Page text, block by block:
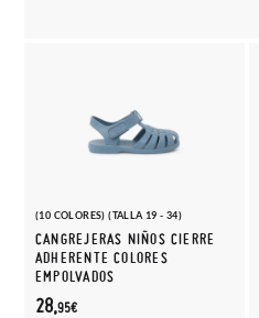
(10 COLORES) (TALLA 19 - 34)
CANGREJERAS NIÑOS CIERRE
ADHERENTE COLORES
EMPOLVADOS
28,95€